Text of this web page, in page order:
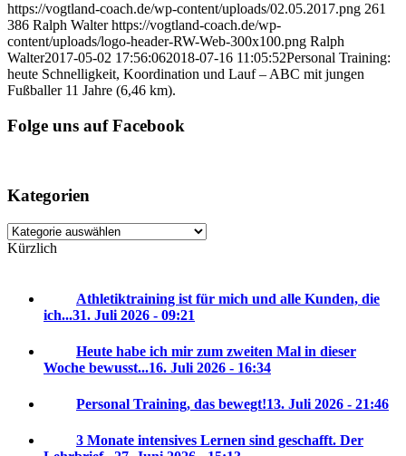
https://vogtland-coach.de/wp-content/uploads/02.05.2017.png 261
386 Ralph Walter https://vogtland-coach.de/wp-
content/uploads/logo-header-RW-Web-300x100.png Ralph
Walter2017-05-02 17:56:062018-07-16 11:05:52Personal Training:
heute Schnelligkeit, Koordination und Lauf – ABC mit jungen
Fußballer 11 Jahre (6,46 km).
Folge uns auf Facebook
Kategorien
Kategorien
Kürzlich
Athletiktraining ist für mich und alle Kunden, die
ich...31. Juli 2026 - 09:21
Heute habe ich mir zum zweiten Mal in dieser
Woche bewusst...16. Juli 2026 - 16:34
Personal Training, das bewegt!13. Juli 2026 - 21:46
3 Monate intensives Lernen sind geschafft. Der